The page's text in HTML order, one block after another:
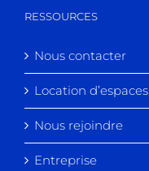
RESSOURCES
Nous contacter
Location d’espaces
Nous rejoindre
Entreprise